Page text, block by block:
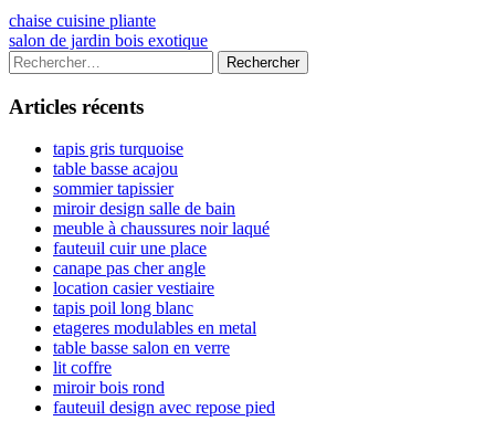
Navigation
de
l’article
Previous
article:
chaise cuisine pliante
Next
article:
salon de jardin bois exotique
Colonne
latérale
principale
Rechercher :
Articles récents
tapis gris turquoise
table basse acajou
sommier tapissier
miroir design salle de bain
meuble à chaussures noir laqué
fauteuil cuir une place
canape pas cher angle
location casier vestiaire
tapis poil long blanc
etageres modulables en metal
table basse salon en verre
lit coffre
miroir bois rond
fauteuil design avec repose pied